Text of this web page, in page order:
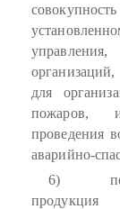
для
пожаров,
проведения
аварийно-
6)